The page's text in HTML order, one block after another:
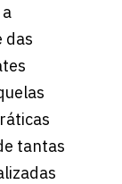
das
tantas